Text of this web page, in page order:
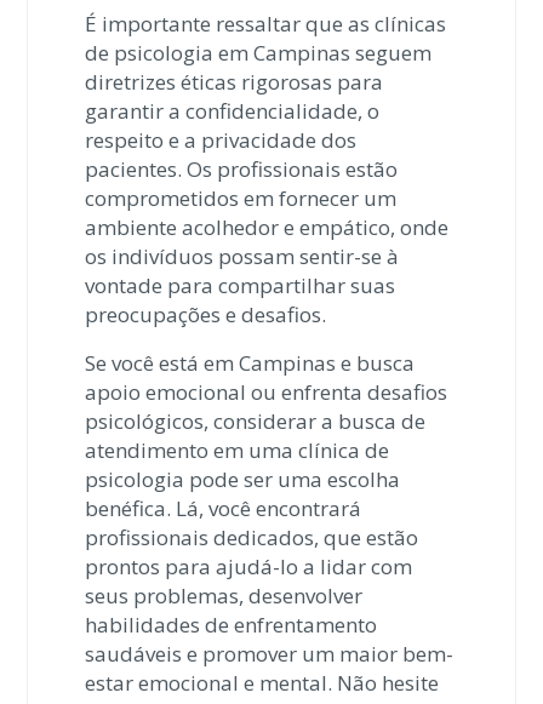
É importante ressaltar que as clínicas
de psicologia em Campinas seguem
diretrizes éticas rigorosas para
garantir a confidencialidade, o
respeito e a privacidade dos
pacientes. Os profissionais estão
comprometidos em fornecer um
ambiente acolhedor e empático, onde
os indivíduos possam sentir-se à
vontade para compartilhar suas
preocupações e desafios.
Se você está em Campinas e busca
apoio emocional ou enfrenta desafios
psicológicos, considerar a busca de
atendimento em uma clínica de
psicologia pode ser uma escolha
benéfica. Lá, você encontrará
profissionais dedicados, que estão
prontos para ajudá-lo a lidar com
seus problemas, desenvolver
habilidades de enfrentamento
saudáveis e promover um maior bem-
estar emocional e mental. Não hesite